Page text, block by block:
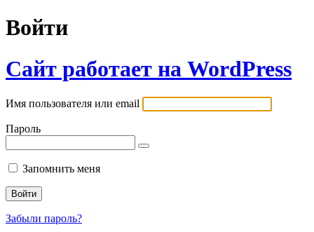
Войти
Сайт работает на WordPress
Имя пользователя или email
Пароль
Запомнить меня
Забыли пароль?